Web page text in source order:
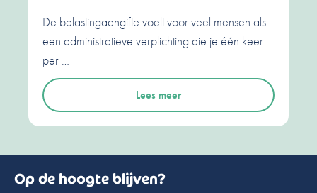
De belastingaangifte voelt voor veel mensen als
een administratieve verplichting die je één keer
per …
Lees meer
Op de hoogte blijven?